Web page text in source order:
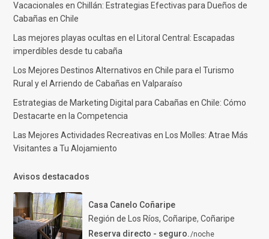
Vacacionales en Chillán: Estrategias Efectivas para Dueños de
Cabañas en Chile
Las mejores playas ocultas en el Litoral Central: Escapadas
imperdibles desde tu cabaña
Los Mejores Destinos Alternativos en Chile para el Turismo
Rural y el Arriendo de Cabañas en Valparaíso
Estrategias de Marketing Digital para Cabañas en Chile: Cómo
Destacarte en la Competencia
Las Mejores Actividades Recreativas en Los Molles: Atrae Más
Visitantes a Tu Alojamiento
Avisos destacados
Casa Canelo Coñaripe
Región de Los Ríos, Coñaripe, Coñaripe
Reserva directo - seguro./noche